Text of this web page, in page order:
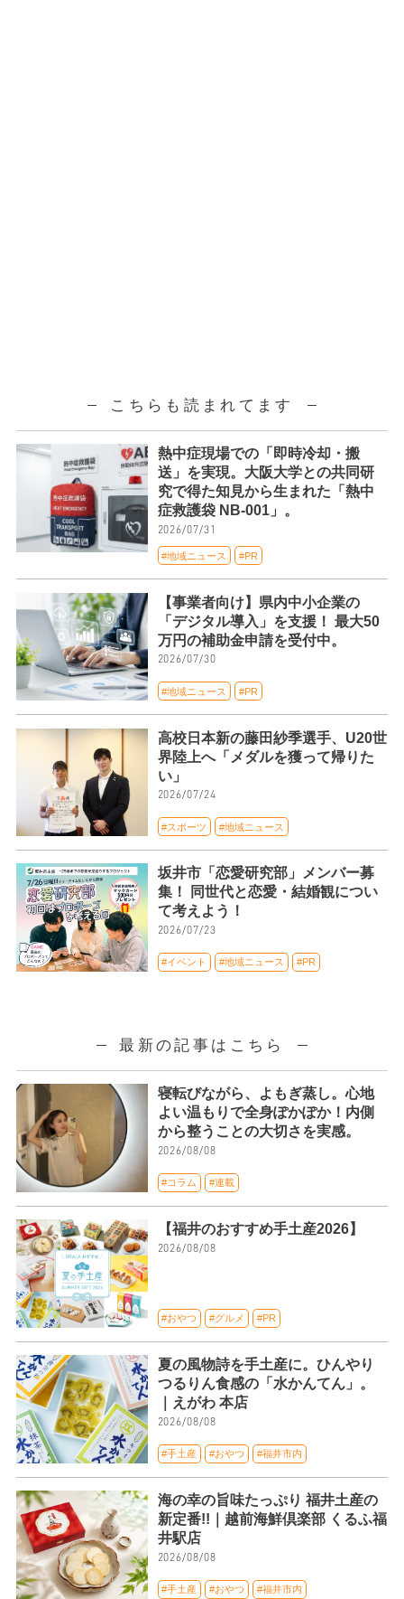
こちらも読まれてます
熱中症現場での「即時冷却・搬
送」を実現。大阪大学との共同研
究で得た知見から生まれた「熱中
症救護袋 NB-001」。
2026/07/31
#地域ニュース #PR
【事業者向け】県内中小企業の
「デジタル導入」を支援！ 最大50
万円の補助金申請を受付中。
2026/07/30
#地域ニュース #PR
高校日本新の藤田紗季選手、U20世
界陸上へ「メダルを獲って帰りた
い」
2026/07/24
#スポーツ #地域ニュース
坂井市「恋愛研究部」メンバー募
集！ 同世代と恋愛・結婚観につい
て考えよう！
2026/07/23
#イベント #地域ニュース #PR
最新の記事はこちら
寝転びながら、よもぎ蒸し。心地
よい温もりで全身ぽかぽか！内側
から整うことの大切さを実感。
2026/08/08
#コラム #連載
【福井のおすすめ手土産2026】
2026/08/08
#おやつ #グルメ #PR
夏の風物詩を手土産に。ひんやり
つるりん食感の「水かんてん」。
｜えがわ 本店
2026/08/08
#手土産 #おやつ #福井市内
海の幸の旨味たっぷり 福井土産の
新定番!!｜越前海鮮倶楽部 くるふ福
井駅店
2026/08/08
#手土産 #おやつ #福井市内